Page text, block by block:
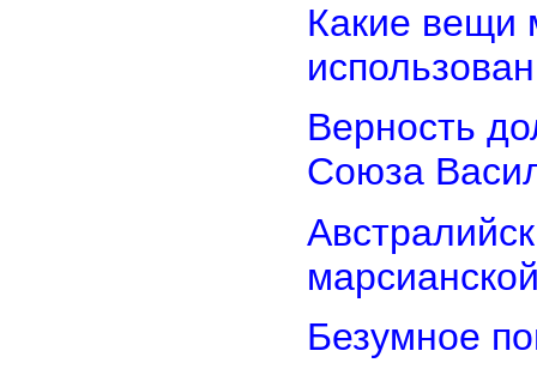
Какие вещи
Верность
Союза
Безумное